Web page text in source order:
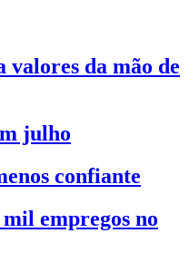
valores da mão de
julho
confiante
empregos no